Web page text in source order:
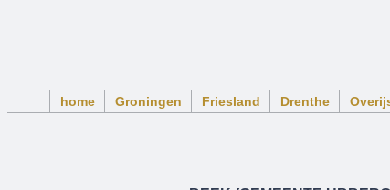
home Groningen Friesland Drenthe